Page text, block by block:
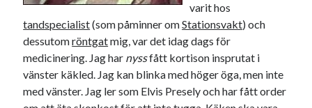
Etiketter
#blogg100 allmänbildning
barnen basket bil corona
död England fest fotboll
varit hos
tandspecialist(som påminner omStationsvakt) och
dessutomröntgatmig, var det idag dags för
medicinering. Jag har nyssfått kortison insprutat i
vänster käkled. Jag kan blinka med höger öga, men inte
med vänster. Jag ler som Elvis Presely och har fått order